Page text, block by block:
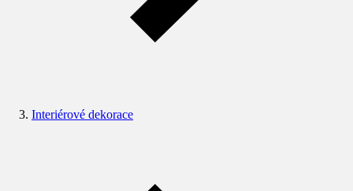
Interiérové dekorace